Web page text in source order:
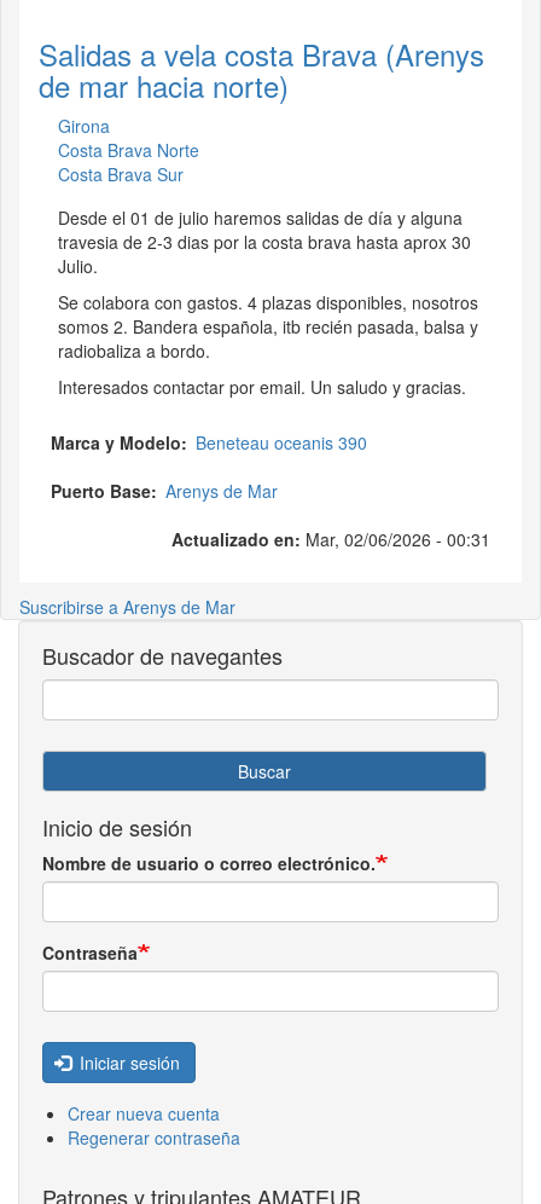
Salidas a vela costa Brava (Arenys
de mar hacia norte)
Girona
Costa Brava Norte
Costa Brava Sur
Desde el 01 de julio haremos salidas de día y alguna
travesia de 2-3 dias por la costa brava hasta aprox 30
Julio.
Se colabora con gastos. 4 plazas disponibles, nosotros
somos 2. Bandera española, itb recién pasada, balsa y
radiobaliza a bordo.
Interesados contactar por email. Un saludo y gracias.
Marca y Modelo
Beneteau oceanis 390
Puerto Base Arenys de Mar
Actualizado en: Mar, 02/06/2026 - 00:31
Suscribirse a Arenys de Mar
Buscador de navegantes
Buscar
Inicio de sesión
Nombre de usuario o correo electrónico.
Contraseña
Iniciar sesión
Crear nueva cuenta
Regenerar contraseña
Patrones y tripulantes AMATEUR